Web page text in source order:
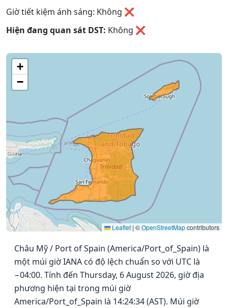
Giờ tiết kiệm ánh sáng: Không ❌
Hiện đang quan sát DST: Không ❌
+
−
Leaflet | ©OpenStreetMapcontributors
Châu Mỹ / Port of Spain (America/Port_of_Spain) là
một múi giờ IANA có độ lệch chuẩn so với UTC là
−04:00. Tính đến Thursday, 6 August 2026, giờ địa
phương hiện tại trong múi giờ
America/Port_of_Spain là 14:24:34 (AST). Múi giờ